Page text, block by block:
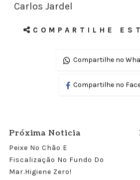
Carlos Jardel
COMPARTILHE
Compartilhe no
Compartilhe no
Próxima Noticia
Peixe No Chão E
Fiscalização No Fundo Do
Mar.Higiene Zero!